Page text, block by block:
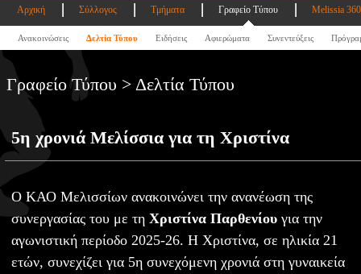
Αρχική Σύλλογος Τμήματα Γραφείο Τύπου Melissia
Ανακοινώσεις Δελτία Τύπου Ειδήσεις Αφιερώματα Συνεντεύξεις
Γραφείο Τύπου > Δελτία Τύπου
5η χρονιά Μελίσσια για τη Χριστίνα
Ο ΚΑΟ Μελισσίων ανακοινώνει την ανανέωση της
συνεργασίας του με τη Χριστίνα Παρθενίου για την
αγωνιστική περίοδο 2025-26. Η Χριστίνα, σε ηλικία 21
ετών, συνεχίζει για 5η συνεχόμενη χρονιά στη γυναικεία